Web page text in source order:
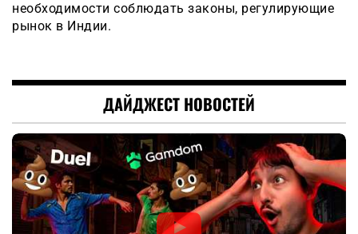
необходимости соблюдать законы, регулирующие
рынок в Индии.
ДАЙДЖЕСТ НОВОСТЕЙ